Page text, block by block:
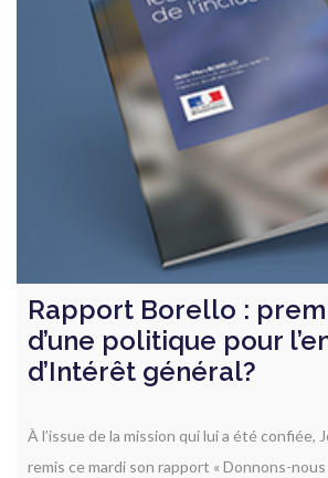
Rapport Borello :
d’une politique pour
d’Intérêt général?
À l’issue de la mission qui lui a été confiée,
remis ce mardi son rapport « Donnons-